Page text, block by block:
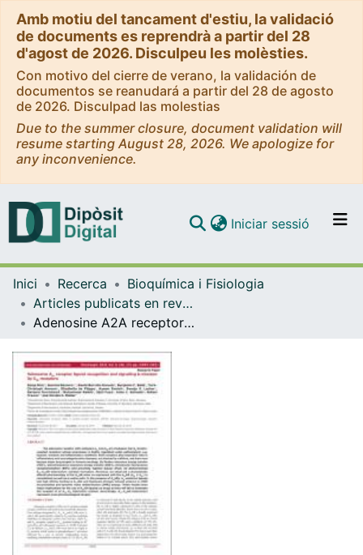
Amb motiu del tancament d'estiu, la validació
de documents es reprendrà a partir del 28
d'agost de 2026. Disculpeu les molèsties.
Con motivo del cierre de verano, la validación de
documentos se reanudará a partir del 28 de agosto
de 2026. Disculpad las molestias
Due to the summer closure, document validation will
resume starting August 28, 2026. We apologize for
any inconvenience.
Navega per tot el DD
Contacte
Iniciar sessió (current)
Inici Recerca
Bioquímica i Fisiologia
Articles publicats en revistes (Bioquímica i Fisiologia)
Adenosine A2A receptor ligand recognition and signaling is blocked by A2B receptors